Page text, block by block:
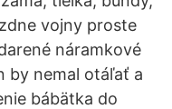
vojny proste
náramkové
by nemal otáľať a
bábätka do